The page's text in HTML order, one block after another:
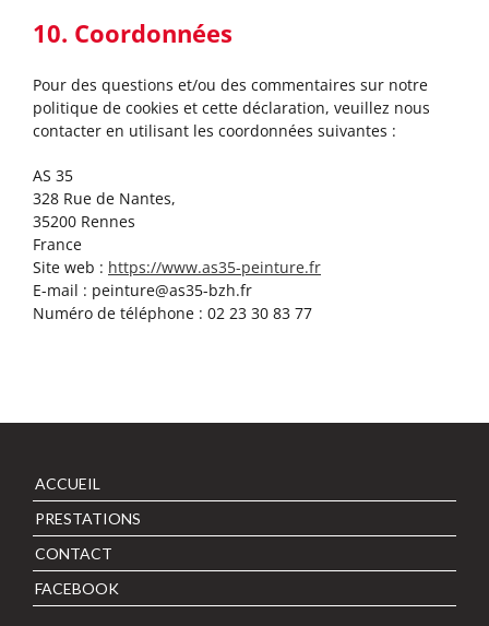
10. Coordonnées
Pour des questions et/ou des commentaires sur notre
politique de cookies et cette déclaration, veuillez nous
contacter en utilisant les coordonnées suivantes :
AS 35
328 Rue de Nantes,
35200 Rennes
France
Site web : https://www.as35-peinture.fr
E-mail : peinture@as35-bzh.fr
Numéro de téléphone : 02 23 30 83 77
ACCUEIL
PRESTATIONS
CONTACT
FACEBOOK